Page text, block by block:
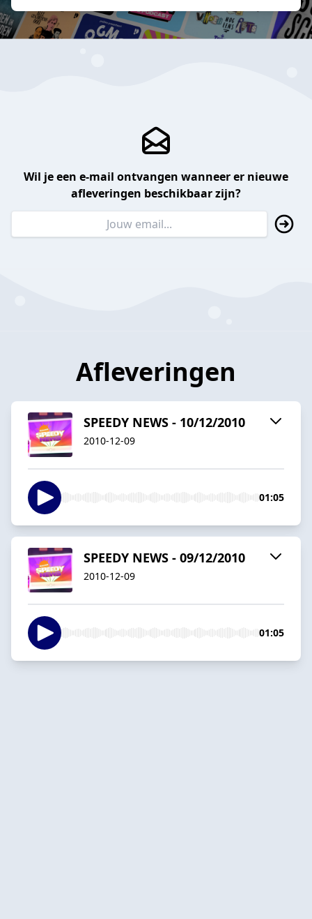
Wil je een e-mail ontvangen wanneer er nieuwe
afleveringen beschikbaar zijn?
Afleveringen
SPEEDY NEWS - 10/12/2010
2010-12-09
01:05
SPEEDY NEWS - 09/12/2010
2010-12-09
01:05